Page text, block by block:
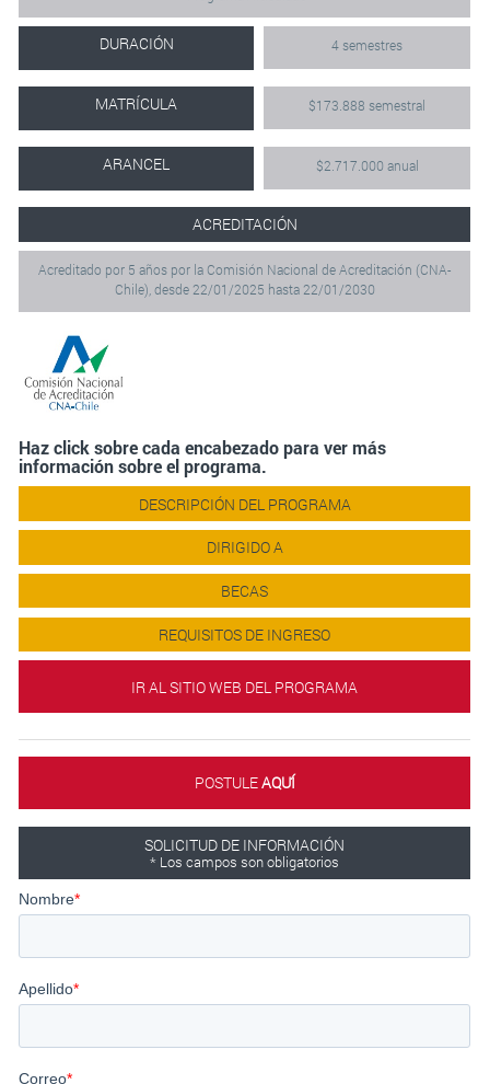
DURACIÓN 4 semestres
MATRÍCULA $173.888 semestral
ARANCEL $2.717.000 anual
ACREDITACIÓN
Acreditado por 5 años por la Comisión Nacional de Acreditación (CNA-
Chile), desde 22/01/2025 hasta 22/01/2030
Haz click sobre cada encabezado para ver más
información sobre el programa.
DESCRIPCIÓN DEL PROGRAMA
DIRIGIDO A
BECAS
REQUISITOS DE INGRESO
IR AL SITIO WEB DEL PROGRAMA
POSTULEAQUÍ́
SOLICITUD DE INFORMACIÓN
* Los campos son obligatorios